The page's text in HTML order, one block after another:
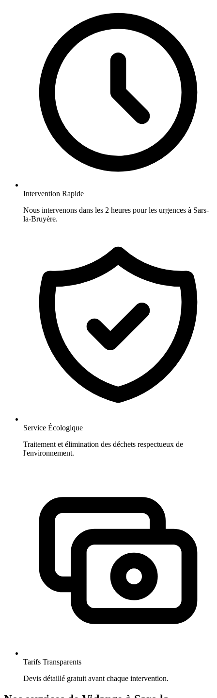
Intervention Rapide
Nous intervenons dans les 2 heures pour les urgences à Sars-
la-Bruyère.
Service Écologique
Traitement et élimination des déchets respectueux de
l'environnement.
Tarifs Transparents
Devis détaillé gratuit avant chaque intervention.